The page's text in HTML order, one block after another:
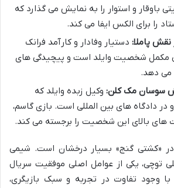
باوقار و استوار را به نمایش می گذارد که
را برای الکس ایفا می کند.
نقش پاملا: دستیار وفادار و کارآمد فرانک
مکمل شخصیت وایلد است و پیچیدگی های
می دهد.
سوسان مک کلن: وکیل زبده وایلد که
در دادگاه های بین المللی است. بازی گاسم،
های بالای این شخصیت را برجسته می کند.
در «کشتی گنج» بسیار درخشان است. شیمی
توچی، یکی از عوامل اصلی موفقیت سریال
با وجود تفاوت در تجربه و سبک بازیگری،